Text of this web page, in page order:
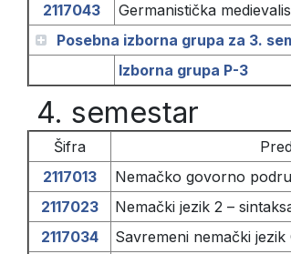
2117043
Germanistička
Posebna izborna grupa za 3.
Izborna grupa P-3
4. semestar
Šifra
2117013
Nemačko govorno
2117023
Nemački jezik 2 –
2117034
Savremeni nemački jezik